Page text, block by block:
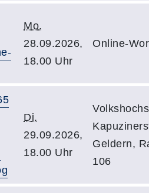
Mo.
28.09.2026,
18.00 Uhr
Online-
Di.
29.09.2026,
18.00 Uhr
Geldern,
106